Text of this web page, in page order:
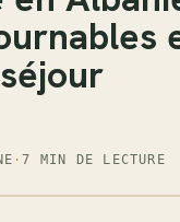
·7 MIN DE LECTURE